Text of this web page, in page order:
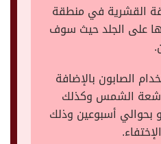
القشرية في منطقة
على الجلد حيث سوف
الصابون بالإضافة
الشمس وكذلك
بحوالي أسبوعين وذلك